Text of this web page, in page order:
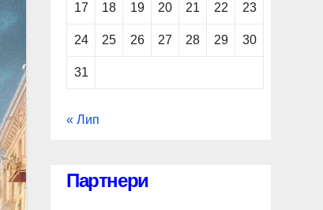
17 18 19 20 21 22 23
24 25 26 27 28 29 30
31
« Лип
Партнери